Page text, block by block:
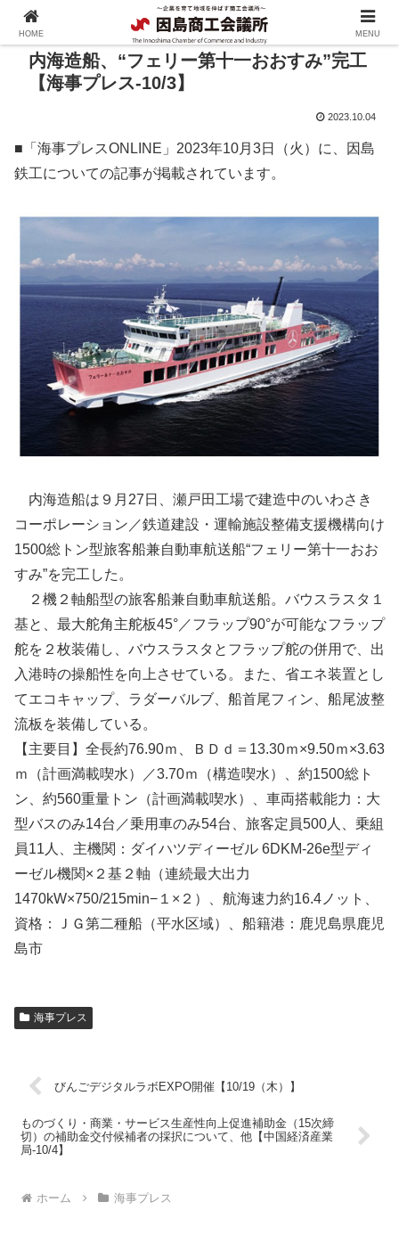
内海造船、“フェリー第十一おおすみ”完工
【海事プレス-10/3】
2023.10.04
■「海事プレスONLINE」2023年10月3日（火）に、因島
鉄工についての記事が掲載されています。
内海造船は９月27日、瀬戸田工場で建造中のいわさき
コーポレーション／鉄道建設・運輸施設整備支援機構向け
1500総トン型旅客船兼自動車航送船“フェリー第十一おお
すみ”を完工した。
２機２軸船型の旅客船兼自動車航送船。バウスラスタ１
基と、最大舵角主舵板45°／フラップ90°が可能なフラップ
舵を２枚装備し、バウスラスタとフラップ舵の併用で、出
入港時の操船性を向上させている。また、省エネ装置とし
てエコキャップ、ラダーバルブ、船首尾フィン、船尾波整
流板を装備している。
【主要目】全長約76.90ｍ、ＢＤｄ＝13.30ｍ×9.50ｍ×3.63
ｍ（計画満載喫水）／3.70ｍ（構造喫水）、約1500総ト
ン、約560重量トン（計画満載喫水）、車両搭載能力：大
型バスのみ14台／乗用車のみ54台、旅客定員500人、乗組
員11人、主機関：ダイハツディーゼル 6DKM-26e型ディ
ーゼル機関×２基２軸（連続最大出力
1470kW×750/215min−１×２）、航海速力約16.4ノット、
資格：ＪＧ第二種船（平水区域）、船籍港：鹿児島県鹿児
島市
海事プレス
びんごデジタルラボEXPO開催【10/19（木）】
ものづくり・商業・サービス生産性向上促進補助金（15次締
切）の補助金交付候補者の採択について、他【中国経済産業
局-10/4】
ホーム 海事プレス
HOME MENU